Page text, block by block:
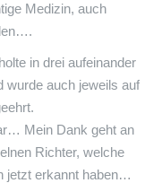
Medizin, auch
in drei aufeinander
wurde auch jeweils auf
Mein Dank geht an
Richter, welche
jetzt erkannt haben…